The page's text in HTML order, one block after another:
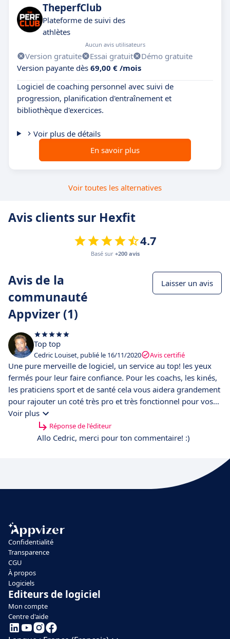
TheperfClub
Plateforme de suivi des
athlètes
Aucun avis utilisateurs
Version gratuite Essai gratuit
Démo gratuite
Version payante dès 69,00 € /mois
Logiciel de coaching personnel avec suivi de
progression, planification d'entraînement et
bibliothèque d'exercices.
Voir plus de détails
En savoir plus
Voir toutes les alternatives
Avis clients sur Hexfit
4.7
Basé sur +200 avis
Avis de la
communauté
Appvizer (1)
Laisser un avis
Top top
Cedric Louiset, publié le 16/11/2020 Avis certifié
Une pure merveille de logiciel, un service au top! les yeux
fermés pour leur faire confiance. Pour les coachs, les kinés,
les praticiens sport et de santé cela vous aidera grandement
pour rajouter un coté très pro et très fonctionnel pour vos
clients, si ce ne l'est déjà. Une valeur ajouté. En aucun cas je
regrette mon achat et mon investissement.
Voir plus
Réponse de l'éditeur
Allo Cedric, merci pour ton commentaire! :)
Confidentialité
Transparence
CGU
À propos
Logiciels
Editeurs de logiciel
Mon compte
Centre d'aide